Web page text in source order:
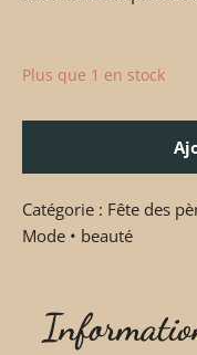
Plus que 1 en stock
Catégorie : Fête des
Mode • beauté